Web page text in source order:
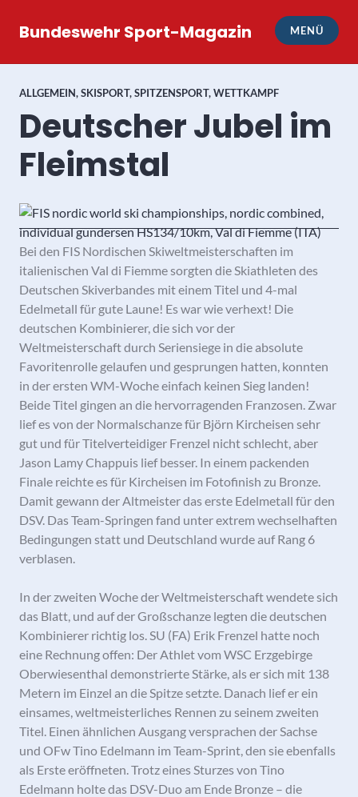
InhaltBundeswehr Sport-Magazin MENÜ
ALLGEMEIN,SKISPORT,SPITZENSPORT,WETTKAMPF
Deutscher Jubel im
Fleimstal
Bei den FIS Nordischen Skiweltmeisterschaften im
italienischen Val di Fiemme sorgten die Skiathleten des
Deutschen Skiverbandes mit einem Titel und 4-mal
Edelmetall für gute Laune! Es war wie verhext! Die
deutschen Kombinierer, die sich vor der
Weltmeisterschaft durch Seriensiege in die absolute
Favoritenrolle gelaufen und gesprungen hatten, konnten
in der ersten WM-Woche einfach keinen Sieg landen!
Beide Titel gingen an die hervorragenden Franzosen. Zwar
lief es von der Normalschanze für Björn Kircheisen sehr
gut und für Titelverteidiger Frenzel nicht schlecht, aber
Jason Lamy Chappuis lief besser. In einem packenden
Finale reichte es für Kircheisen im Fotofinish zu Bronze.
Damit gewann der Altmeister das erste Edelmetall für den
DSV. Das Team-Springen fand unter extrem wechselhaften
Bedingungen statt und Deutschland wurde auf Rang 6
verblasen.
In der zweiten Woche der Weltmeisterschaft wendete sich
das Blatt, und auf der Großschanze legten die deutschen
Kombinierer richtig los. SU (FA) Erik Frenzel hatte noch
eine Rechnung offen: Der Athlet vom WSC Erzgebirge
Oberwiesenthal demonstrierte Stärke, als er sich mit 138
Metern im Einzel an die Spitze setzte. Danach lief er ein
einsames, weltmeisterliches Rennen zu seinem zweiten
Titel. Einen ähnlichen Ausgang versprachen der Sachse
und OFw Tino Edelmann im Team-Sprint, den sie ebenfalls
als Erste eröffneten. Trotz eines Sturzes von Tino
Edelmann holte das DSV-Duo am Ende Bronze – die